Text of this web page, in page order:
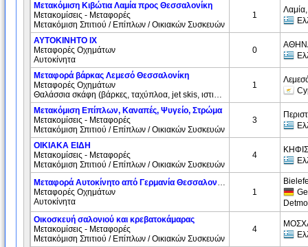
Μετακόμιση Κιβώτια Λαμία προς Θεσσαλονίκη
Μετακομίσεις - Μεταφορές
Μετακόμιση Σπιτιού / Επίπλων / Οικιακών Συσκευών
1
ΑΥΤΟΚΙΝΗΤΟ ΙΧ
Μεταφορές Οχημάτων
Αυτοκίνητα
0
Μεταφορά βάρκας Λεμεσό Θεσσαλονίκη
Μεταφορές Οχημάτων
Θαλάσσια σκάφη (βάρκες, ταχύπλοα, jet skis, ιστιοπλοϊκά)
1
Μετακόμιση Επίπλων, Καναπές, Ψυγείο, Στρώμα
Μετακομίσεις - Μεταφορές
Μετακόμιση Σπιτιού / Επίπλων / Οικιακών Συσκευών
3
ΟΙΚΙΑΚΑ ΕΙΔΗ
Μετακομίσεις - Μεταφορές
Μετακόμιση Σπιτιού / Επίπλων / Οικιακών Συσκευών
4
Mεταφορά Αυτοκίνητo από Γερμανία Θεσσαλονίκη
Μεταφορές Οχημάτων
Αυτοκίνητα
1
Οικοσκευή σαλονιού και κρεβατοκάμαρας
Μετακομίσεις - Μεταφορές
Μετακόμιση Σπιτιού / Επίπλων / Οικιακών Συσκευών
4